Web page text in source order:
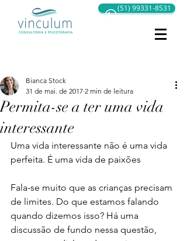
(51) 99331-8531
Permita-se a ter uma vida
interessante
Bianca Stock
31 de mai. de 2017 2 min de leitura
Uma vida interessante não é uma vida
perfeita. É uma vida de paixões
Fala-se muito que as crianças precisam
de limites. Do que estamos falando
quando dizemos isso? Há uma
discussão de fundo nessa questão,